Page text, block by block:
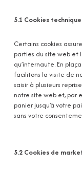
5.1 Cookies
Certains cookies
parties du site web et
qu’internaute. En
facilitons la visite de
saisir à plusieurs
notre site web et, par
panier jusqu’à votre
sans votre
5.2 Cookies de